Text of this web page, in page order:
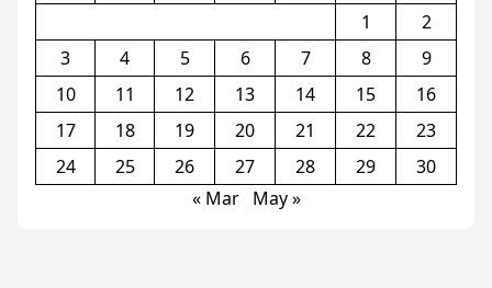
1
2
3
4 5 6 7 8
9
10
11 12 13 14 15
16
17
18 19 20 21 22
23
24
25 26 27 28 29
30
« Mar
May »